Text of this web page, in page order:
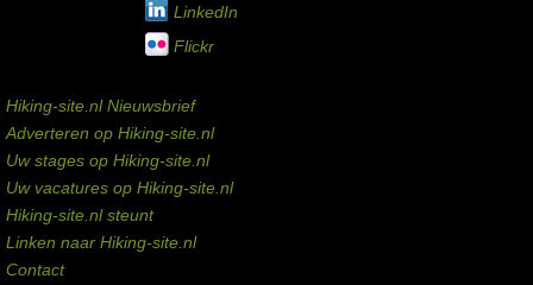
LinkedIn
Flickr
Hiking-site.nl Nieuwsbrief
Adverteren op Hiking-site.nl
Uw stages op Hiking-site.nl
Uw vacatures op Hiking-site.nl
Hiking-site.nl steunt
Linken naar Hiking-site.nl
Contact